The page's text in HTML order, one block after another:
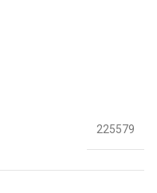
225579